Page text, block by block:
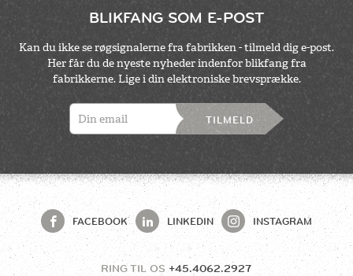
BLIKFANG SOM E-POST
Kan du ikke se røgsignalerne fra fabrikken - tilmeld dig e-post.
Her får du de nyeste nyheder indenfor blikfang fra
fabrikkerne. Lige i din elektroniske brevsprække.
TILMELD
FACEBOOK LINKEDIN INSTAGRAM
RING TIL OS +45.4062.2927